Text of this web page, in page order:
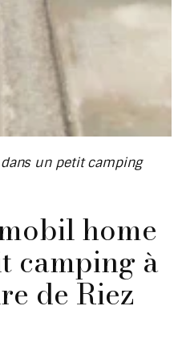
un petit camping
home
camping à
de Riez